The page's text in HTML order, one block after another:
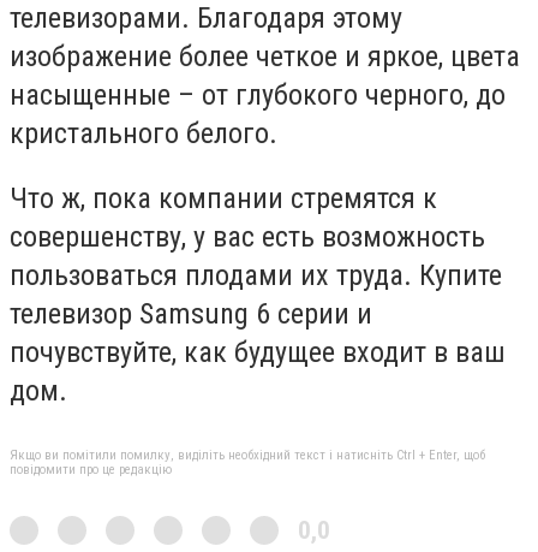
телевизорами. Благодаря этому
изображение более четкое и яркое, цвета
насыщенные – от глубокого черного, до
кристального белого.
Что ж, пока компании стремятся к
совершенству, у вас есть возможность
пользоваться плодами их труда. Купите
телевизор Samsung 6 серии и
почувствуйте, как будущее входит в ваш
дом.
Якщо ви помітили помилку, виділіть необхідний текст і натисніть Ctrl + Enter, щоб
повідомити про це редакцію
0,0